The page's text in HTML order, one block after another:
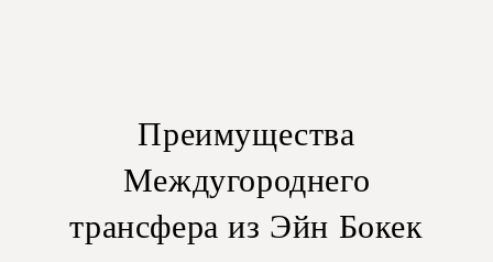
Преимущества
Междугороднего
трансфера из Эйн Бокек